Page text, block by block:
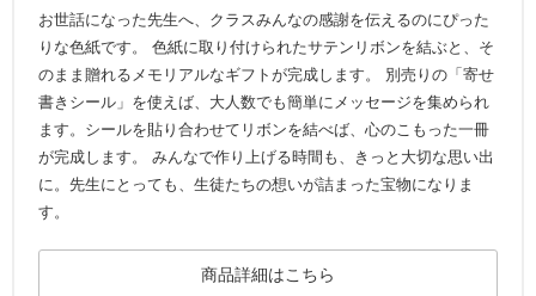
お世話になった先生へ、クラスみんなの感謝を伝えるのにぴった
りな色紙です。 色紙に取り付けられたサテンリボンを結ぶと、そ
のまま贈れるメモリアルなギフトが完成します。 別売りの「寄せ
書きシール」を使えば、大人数でも簡単にメッセージを集められ
ます。シールを貼り合わせてリボンを結べば、心のこもった一冊
が完成します。 みんなで作り上げる時間も、きっと大切な思い出
に。先生にとっても、生徒たちの想いが詰まった宝物になりま
す。
商品詳細はこちら